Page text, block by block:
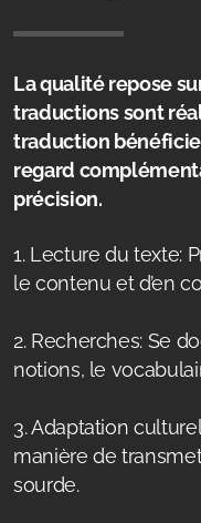
La qualité repose
traductions sont
traduction bénéficie
regard
précision.
1. Lecture du texte:
le contenu et d’en
2. Recherches: Se
notions, le
3. Adaptation
manière de
sourde.